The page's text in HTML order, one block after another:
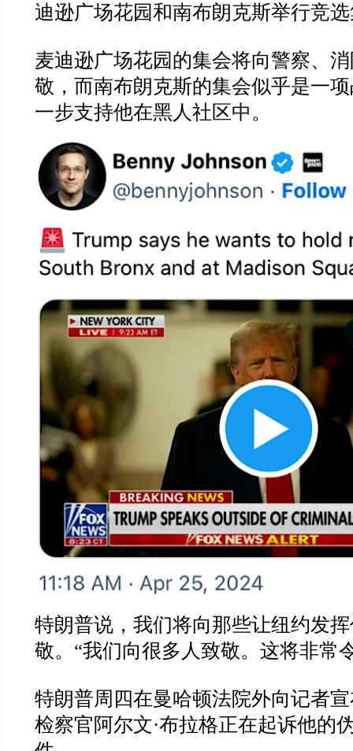
迪逊广场花园和南布朗克斯举行竞
麦迪逊广场花园的集会将向警察、
敬，而南布朗克斯的集会似乎是一
一步支持他在黑人社区中。
特朗普说，我们将向那些让纽约发
敬。“我们向很多人致敬。这将非常
特朗普周四在曼哈顿法院外向记者
检察官阿尔文·布拉格正在起诉他的